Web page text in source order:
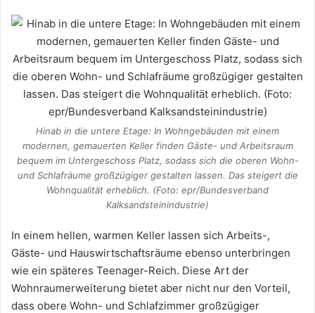
Hinab in die untere Etage: In Wohngebäuden mit einem
modernen, gemauerten Keller finden Gäste- und Arbeitsraum
bequem im Untergeschoss Platz, sodass sich die oberen Wohn-
und Schlafräume großzügiger gestalten lassen. Das steigert die
Wohnqualität erheblich. (Foto: epr/Bundesverband
Kalksandsteinindustrie)
In einem hellen, warmen Keller lassen sich Arbeits-,
Gäste- und Hauswirtschaftsräume ebenso unterbringen
wie ein späteres Teenager-Reich. Diese Art der
Wohnraumerweiterung bietet aber nicht nur den Vorteil,
dass obere Wohn- und Schlafzimmer großzügiger